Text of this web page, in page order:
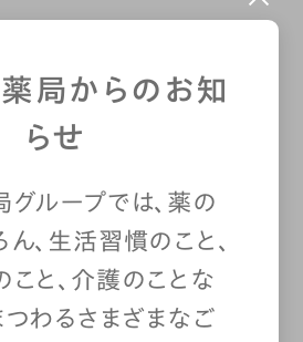
げたり風量を強めに
ことも。そんなとき
がたまりすぎない
やエアコンの「送
手に使いましょう。
局からのお知
らせ
グループでは、薬の
ん、生活習慣のこと、
こと、介護のことな
つわるさまざまなご